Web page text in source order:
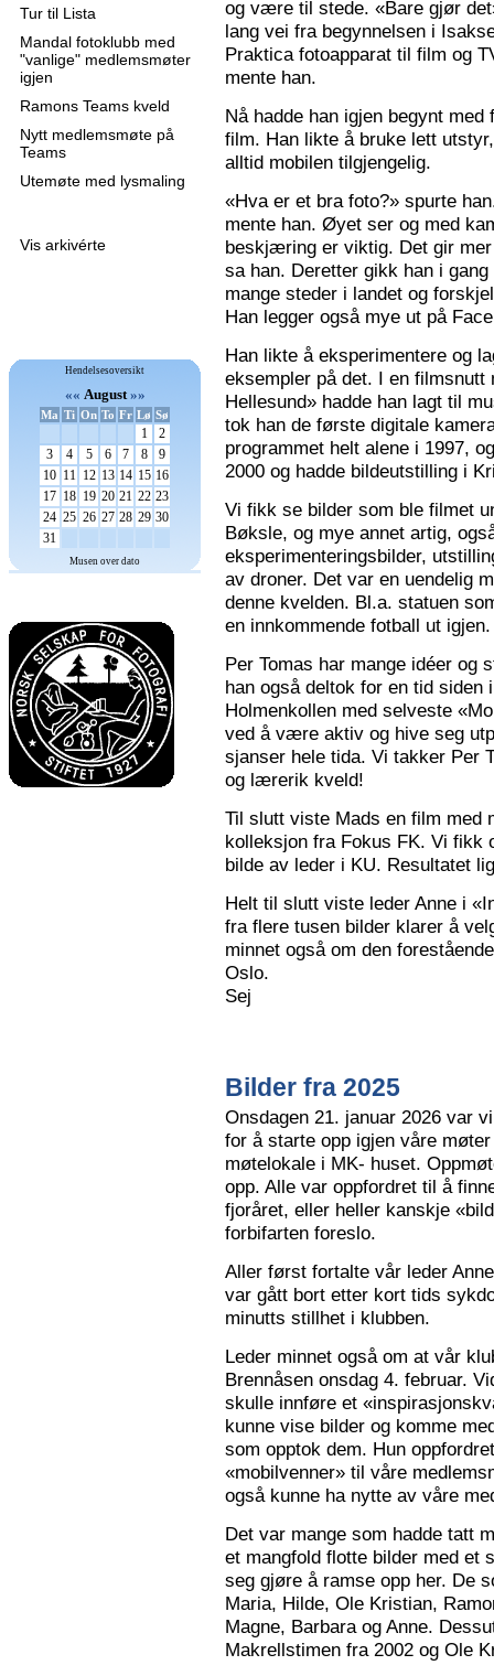
Tur til Lista
Mandal fotoklubb med
"vanlige" medlemsmøter
igjen
Ramons Teams kveld
Nytt medlemsmøte på
Teams
Utemøte med lysmaling
Vis arkivérte
Hendelsesoversikt
«« August»»
Ma Ti On To Fr Lø Sø
1
2
3
4 5 6 7 8
9
10 11 12 13 14 15 16
17 18 19 20 21 22 23
24 25 26 27 28 29 30
31
Musen over dato
og være til stede. «Bare gjør
lang vei fra begynnelsen i
Praktica fotoapparat til film og
mente han.
Nå hadde han igjen begynt
film. Han likte å bruke lett
alltid mobilen tilgjengelig.
«Hva er et bra foto?» spurte
mente han. Øyet ser og med
beskjæring er viktig. Det gir
sa han. Deretter gikk han i
mange steder i landet og
Han legger også mye ut på
Han likte å eksperimentere og
eksempler på det. I en filmsnutt
Hellesund» hadde han lagt til
tok han de første digitale
programmet helt alene i 1997,
2000 og hadde bildeutstilling i
Vi fikk se bilder som ble filmet
Bøksle, og mye annet artig,
eksperimenteringsbilder,
av droner. Det var en uendelig
denne kvelden. Bl.a. statuen
en innkommende fotball ut igjen.
Per Tomas har mange idéer og
han også deltok for en tid siden
Holmenkollen med selveste
ved å være aktiv og hive seg
sjanser hele tida. Vi takker Per
og lærerik kveld!
Til slutt viste Mads en film med
kolleksjon fra Fokus FK. Vi fikk
bilde av leder i KU. Resultatet
Helt til slutt viste leder Anne i
fra flere tusen bilder klarer å
minnet også om den
Oslo.
Sej
Bilder fra 2025
Onsdagen 21. januar 2026 var
for å starte opp igjen våre
møtelokale i MK- huset.
opp. Alle var oppfordret til å
fjoråret, eller heller kanskje
forbifarten foreslo.
Aller først fortalte vår leder
var gått bort etter kort tids
minutts stillhet i klubben.
Leder minnet også om at vår
Brennåsen onsdag 4. februar.
skulle innføre et
kunne vise bilder og komme
som opptok dem. Hun
«mobilvenner» til våre
også kunne ha nytte av våre
Det var mange som hadde tatt
et mangfold flotte bilder med et
seg gjøre å ramse opp her. De
Maria, Hilde, Ole Kristian,
Magne, Barbara og Anne.
Makrellstimen fra 2002 og Ole